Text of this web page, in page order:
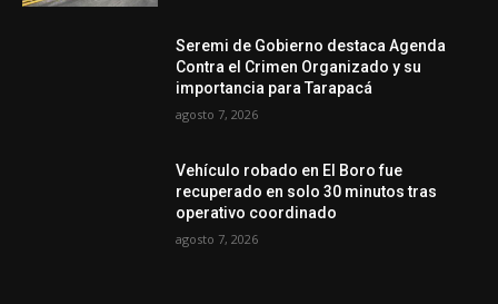
Seremi de Gobierno destaca Agenda
Contra el Crimen Organizado y su
importancia para Tarapacá
agosto 7, 2026
Vehículo robado en El Boro fue
recuperado en solo 30 minutos tras
operativo coordinado
agosto 7, 2026